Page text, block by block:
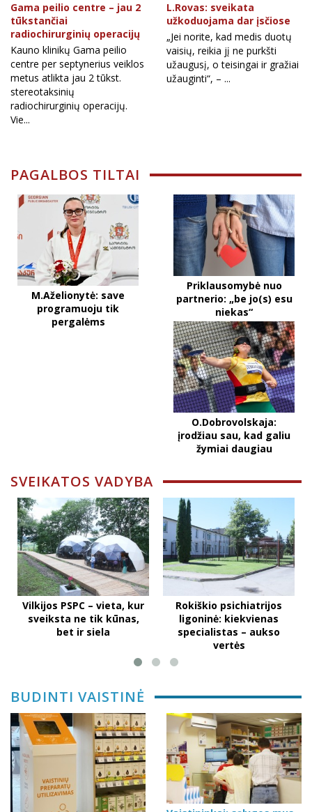
Gama peilio centre – jau 2
tūkstančiai
radiochirurginių operacijų
Kauno klinikų Gama peilio
centre per septynerius veiklos
metus atlikta jau 2 tūkst.
stereotaksinių
radiochirurginių operacijų.
Vie...
L.Rovas: sveikata
užkoduojama dar įsčiose
„Jei norite, kad medis duotų
vaisių, reikia jį ne purkšti
užaugusį, o teisingai ir gražiai
užauginti“, – ...
PAGALBOS TILTAI
M.Aželionytė: save
programuoju tik
pergalėms
Priklausomybė nuo
partnerio: „be jo(s) esu
niekas“
O.Dobrovolskaja:
įrodžiau sau, kad galiu
žymiai daugiau
SVEIKATOS VADYBA
Vilkijos PSPC – vieta, kur
sveiksta ne tik kūnas,
bet ir siela
Rokiškio psichiatrijos
ligoninė: kiekvienas
specialistas – aukso
vertės
BUDINTI VAISTINĖ